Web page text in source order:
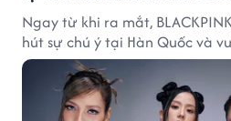
Ngay từ khi ra mắt,
hút sự chú ý tại Hàn Quốc và